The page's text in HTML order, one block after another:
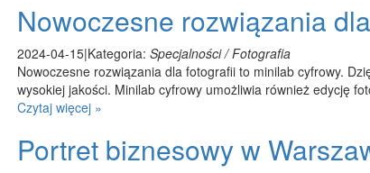
Nowoczesne rozwiązania
2024-04-15|Kategoria: Specjalności / Fotografia
Nowoczesne rozwiązania dla fotografii to minilab cyfrowy.
wysokiej jakości. Minilab cyfrowy umożliwia również edycję
Czytaj więcej »
Portret biznesowy w